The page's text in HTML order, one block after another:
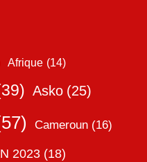
Afrique (14)
Asko (25)
Cameroun (16)
2023 (18)